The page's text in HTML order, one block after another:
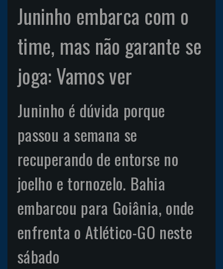
Juninho embarca com o
time, mas não garante se
joga: Vamos ver
Juninho é dúvida porque
passou a semana se
recuperando de entorse no
joelho e tornozelo. Bahia
embarcou para Goiânia, onde
enfrenta o Atlético-GO neste
sábado